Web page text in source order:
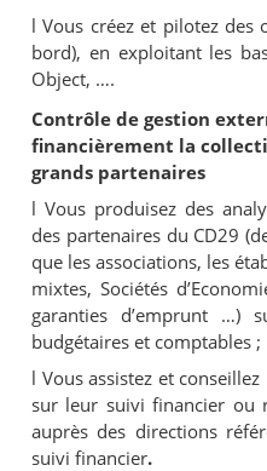
l Vous créez et pilotez des
bord), en exploitant les
Object, ….
Contrôle de gestion
financièrement la
grands partenaires
l Vous produisez des
des partenaires du CD29
que les associations, les
mixtes, Sociétés
garanties d’emprunt …)
budgétaires et comptables ;
l Vous assistez et
sur leur suivi financier ou
auprès des directions
suivi financier.